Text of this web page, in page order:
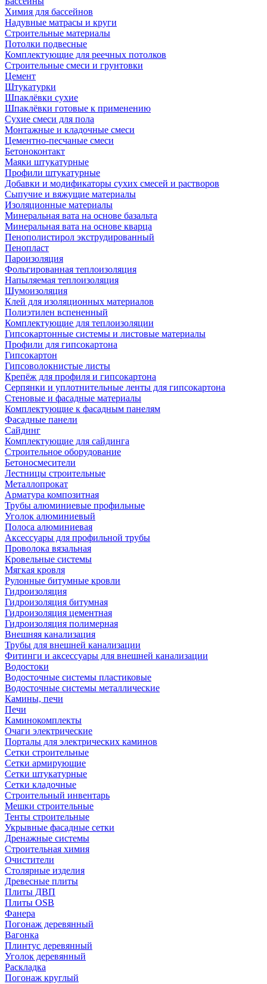
Химия для бассейнов
Надувные матрасы и круги
Строительные материалы
Потолки подвесные
Комплектующие для реечных потолков
Строительные смеси и грунтовки
Цемент
Штукатурки
Шпаклёвки сухие
Шпаклёвки готовые к применению
Сухие смеси для пола
Монтажные и кладочные смеси
Цементно-песчаные смеси
Бетоноконтакт
Маяки штукатурные
Профили штукатурные
Добавки и модификаторы сухих смесей и растворов
Сыпучие и вяжущие материалы
Изоляционные материалы
Минеральная вата на основе базальта
Минеральная вата на основе кварца
Пенополистирол экструдированный
Пенопласт
Пароизоляция
Фольгированная теплоизоляция
Напыляемая теплоизоляция
Шумоизоляция
Клей для изоляционных материалов
Полиэтилен вспененный
Комплектующие для теплоизоляции
Гипсокартонные системы и листовые материалы
Профили для гипсокартона
Гипсокартон
Гипсоволокнистые листы
Крепёж для профиля и гипсокартона
Серпянки и уплотнительные ленты для гипсокартона
Стеновые и фасадные материалы
Комплектующие к фасадным панелям
Фасадные панели
Сайдинг
Комплектующие для сайдинга
Строительное оборудование
Бетоносмесители
Лестницы строительные
Металлопрокат
Арматура композитная
Трубы алюминиевые профильные
Уголок алюминиевый
Полоса алюминиевая
Аксессуары для профильной трубы
Проволока вязальная
Кровельные системы
Мягкая кровля
Рулонные битумные кровли
Гидроизоляция
Гидроизоляция битумная
Гидроизоляция цементная
Гидроизоляция полимерная
Внешняя канализация
Трубы для внешней канализации
Фитинги и аксессуары для внешней канализации
Водостоки
Водосточные системы пластиковые
Водосточные системы металлические
Камины, печи
Печи
Каминокомплекты
Очаги электрические
Порталы для электрических каминов
Сетки строительные
Сетки армирующие
Сетки штукатурные
Сетки кладочные
Строительный инвентарь
Мешки строительные
Тенты строительные
Укрывные фасадные сетки
Дренажные системы
Строительная химия
Очистители
Столярные изделия
Древесные плиты
Плиты ДВП
Плиты OSB
Фанера
Погонаж деревянный
Вагонка
Плинтус деревянный
Уголок деревянный
Раскладка
Погонаж круглый